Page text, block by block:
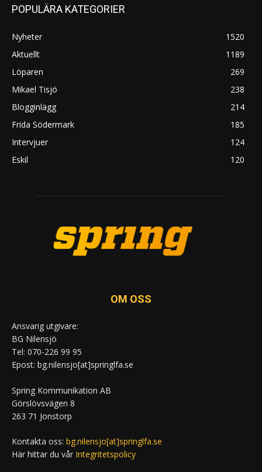
POPULÄRA KATEGORIER
Nyheter
1520
Aktuellt
1189
Löparen
269
Mikael Tisjö
238
Blogginlägg
214
Frida Södermark
185
Intervjuer
124
Eskil
120
OM OSS
Ansvarig utgivare:
BG Nilensjö
Tel: 070-226 99 95
Epost: bg.nilensjo[at]springlfa.se
Spring Kommunikation AB
Görslövsvägen 8
263 71 Jonstorp
Kontakta oss: bg.nilensjo[at]springlfa.se
Här hittar du vår Integritetspolicy